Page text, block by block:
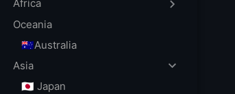
Africa
Oceania
🇦🇺Australia
Asia
🇯🇵 Japan